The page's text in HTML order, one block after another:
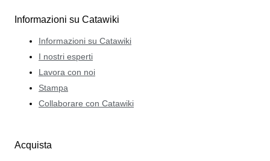
Informazioni su Catawiki
Informazioni su Catawiki
I nostri esperti
Lavora con noi
Stampa
Collaborare con Catawiki
Acquista